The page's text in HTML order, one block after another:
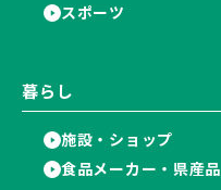
スポーツ
暮らし
施設・ショップ
食品メーカー・県産品